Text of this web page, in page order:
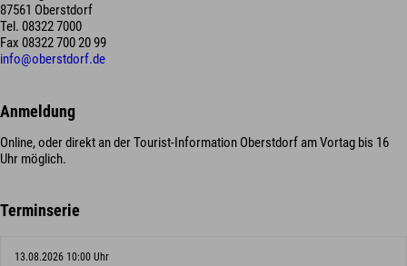
87561 Oberstdorf
Tel. 08322 7000
Fax 08322 700 20 99
info@oberstdorf.de
Anmeldung
Online, oder direkt an der Tourist-Information Oberstdorf am Vortag bis 16
Uhr möglich.
Terminserie
13.08.2026 10:00 Uhr